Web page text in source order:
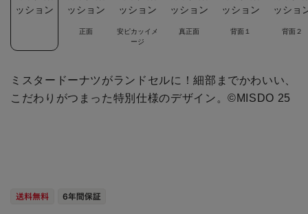
正面
安ピカッイメ
ージ
真正面 背面１ 背面２
ミスタードーナツがランドセルに！細部までかわいい、
こだわりがつまった特別仕様のデザイン。©MISDO 25